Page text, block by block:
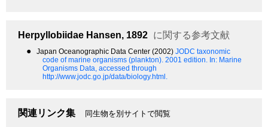
Herpyllobiidae Hansen, 1892 に関する参考文献
● Japan Oceanographic Data Center (2002) JODC taxonomic
code of marine organisms (plankton). 2001 edition. In: Marine
Organisms Data, accessed through
http://www.jodc.go.jp/data/biology.html.
関連リンク集 同生物を別サイトで閲覧